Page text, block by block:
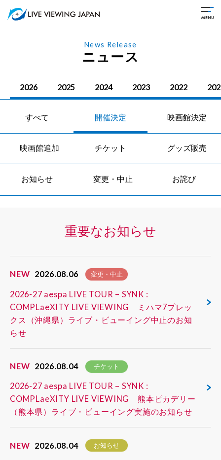
News Release
ニュース
2026 2025 2024 2023 2022
すべて 開催決定 映画館決定
映画館追加 チケット グッズ販売
お知らせ 変更・中止 お詫び
重要なお知らせ
NEW 2026.08.06 変更・中止
2026-27 aespa LIVE TOUR – SYNK :
COMPLaeXITY LIVE VIEWING ミハマ7プレッ
クス（沖縄県）ライブ・ビューイング中止のお知
らせ
NEW 2026.08.04 チケット
2026-27 aespa LIVE TOUR – SYNK :
COMPLaeXITY LIVE VIEWING 熊本ピカデリー
（熊本県）ライブ・ビューイング実施のお知らせ
NEW 2026.08.04 お知らせ